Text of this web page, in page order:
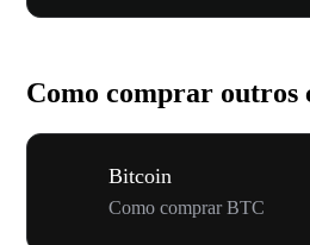
Como comprar outros
Bitcoin
Como comprar BTC